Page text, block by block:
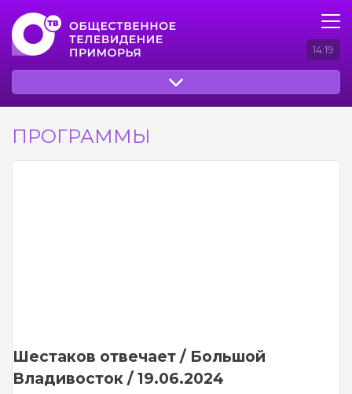
14:19
ПРОГРАММЫ
Шестаков отвечает / Большой
Владивосток / 19.06.2024